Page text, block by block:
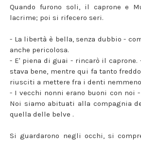
Quando furono soli, il caprone e
lacrime; poi si rifecero seri.
- La libertà è bella, senza dubbio -
anche pericolosa.
- E' piena di guai - rincarò il
stava bene, mentre qui fa tanto
riusciti a mettere fra i denti nemmeno
- I vecchi nonni erano buoni con noi
Noi siamo abituati alla compagnia
quella delle belve .
Si guardarono negli occhi, si